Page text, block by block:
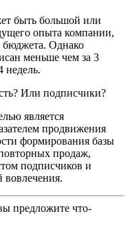
быть большой или
опыта компании,
бюджета. Однако
меньше чем за 3
недель.
Или подписчики?
является
продвижения
формирования базы
продаж,
подписчиков и
вовлечения.
предложите что-